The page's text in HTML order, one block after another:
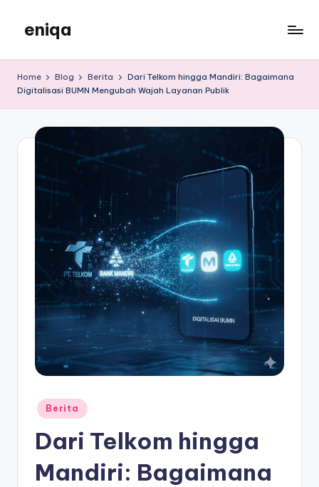
content
eniqa
Home Blog Berita
Dari Telkom hingga Mandiri: Bagaimana
Digitalisasi BUMN Mengubah Wajah Layanan Publik
Posted
in
Berita
Dari Telkom hingga
Mandiri: Bagaimana